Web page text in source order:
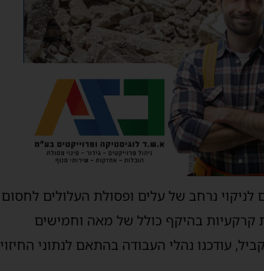
נרחב של עלים ופסולת העלולים לחסום
קרקעיות בהיקף כולל של מאה וחמישים
עודכנו נהלי העבודה בהתאם לנתוני החיזוי